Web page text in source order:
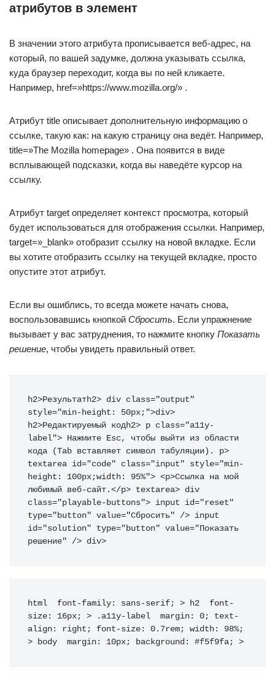
атрибутов в элемент
В значении этого атрибута прописывается веб-адрес, на
который, по вашей задумке, должна указывать ссылка,
куда браузер переходит, когда вы по ней кликаете.
Например, href=»https://www.mozilla.org/» .
Атрибут title описывает дополнительную информацию о
ссылке, такую как: на какую страницу она ведёт. Например,
title=»The Mozilla homepage» . Она появится в виде
всплывающей подсказки, когда вы наведёте курсор на
ссылку.
Атрибут target определяет контекст просмотра, который
будет использоваться для отображения ссылки. Например,
target=»_blank» отобразит ссылку на новой вкладке. Если
вы хотите отобразить ссылку на текущей вкладке, просто
опустите этот атрибут.
Если вы ошиблись, то всегда можете начать снова,
воспользовавшись кнопкой Сбросить. Если упражнение
вызывает у вас затруднения, то нажмите кнопку Показать
решение, чтобы увидеть правильный ответ.
h2>Результатh2> div class="output "
style="min-height : 50px ; ">div>
h2>Редактируемый кодh2> p class="a11y-
label"> Нажмите Esc, чтобы выйти из области
кода (Tab вставляет символ табуляции). p>
textarea id="code" class="input " style="min-
height : 100px ;width : 95%"> <p>Ссылка на мой
любимый веб-сайт. </p> textarea> div
class="playable-buttons"> input id="reset "
type=" button" value="Сбросить" /> input
id="solution" type=" button" value=" Показать
решение" /> div>
html font-family : sans-serif ; > h2
font-
size : 16px ; > .a11y-label margin : 0 ;
text-
align : right ; font-size : 0.7rem ; width : 98%;
>
body margin : 10px ; background : #f5f9fa ; >